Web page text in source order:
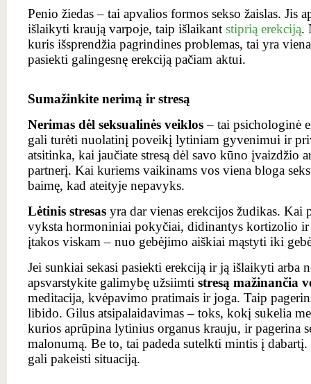
Penio žiedas – tai apvalios formos sekso žaislas. Jis
išlaikyti kraują varpoje, taip išlaikant stiprią erekciją.
kuris išsprendžia pagrindines problemas, tai yra
pasiekti galingesnę erekciją pačiam aktui.
Sumažinkite nerimą ir stresą
Nerimas dėl seksualinės veiklos– tai psichologinė
gali turėti nuolatinį poveikį lytiniam gyvenimui ir
atsitinka, kai jaučiate stresą dėl savo kūno įvaizdžio
partnerį. Kai kuriems vaikinams vos viena bloga
baimę, kad ateityje nepavyks.
Lėtinis stresas yra dar vienas erekcijos žudikas. Kai
vyksta hormoniniai pokyčiai, didinantys kortizolio
įtakos viskam – nuo gebėjimo aiškiai mąstyti iki
Jei sunkiai sekasi pasiekti erekciją ir ją išlaikyti arba
apsvarstykite galimybę užsiimti stresą mažinančia
meditacija, kvėpavimo pratimais ir joga. Taip
libido. Gilus atsipalaidavimas – toks, kokį sukelia
kurios aprūpina lytinius organus krauju, ir pagerina
malonumą. Be to, tai padeda sutelkti mintis į
gali pakeisti situaciją.